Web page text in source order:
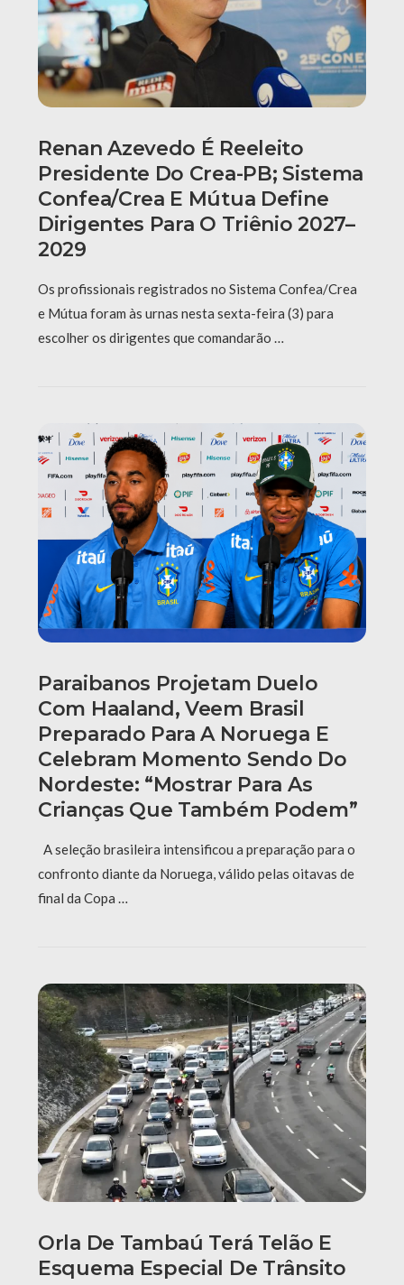
Renan Azevedo É Reeleito
Presidente Do Crea-PB; Sistema
Confea/Crea E Mútua Define
Dirigentes Para O Triênio 2027–
2029
Os profissionais registrados no Sistema Confea/Crea
e Mútua foram às urnas nesta sexta-feira (3) para
escolher os dirigentes que comandarão …
Paraibanos Projetam Duelo
Com Haaland, Veem Brasil
Preparado Para A Noruega E
Celebram Momento Sendo Do
Nordeste: “Mostrar Para As
Crianças Que Também Podem”
A seleção brasileira intensificou a preparação para o
confronto diante da Noruega, válido pelas oitavas de
final da Copa …
Orla De Tambaú Terá Telão E
Esquema Especial De Trânsito